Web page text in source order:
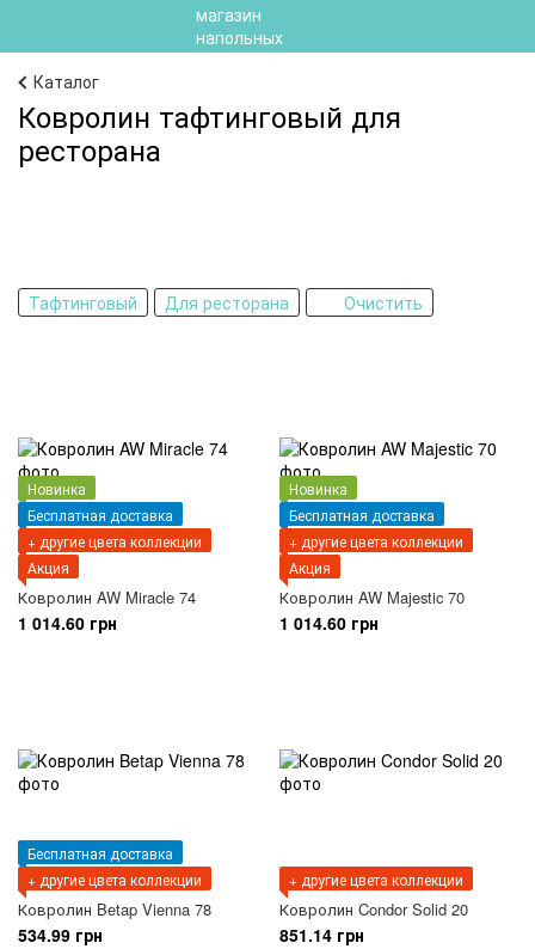
Каталог
Ковролин тафтинговый для
ресторана
Тафтинговый Для ресторана Очистить
Новинка
Бесплатная доставка
+ другие цвета коллекции
Акция
Ковролин AW Miracle 74
1 014.60 грн
Новинка
Бесплатная доставка
+ другие цвета коллекции
Акция
Ковролин AW Majestic 70
1 014.60 грн
Бесплатная доставка
+ другие цвета коллекции
Ковролин Betap Vienna 78
534.99 грн
+ другие цвета коллекции
Ковролин Condor Solid 20
851.14 грн